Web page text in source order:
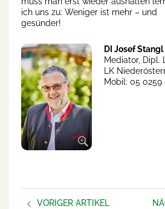
ich uns zu: Weniger ist mehr – und
gesünder!
DI Josef Stangl
Mediator, Dipl.
LK
Mobil: 05 0259
VORIGER ARTIKEL